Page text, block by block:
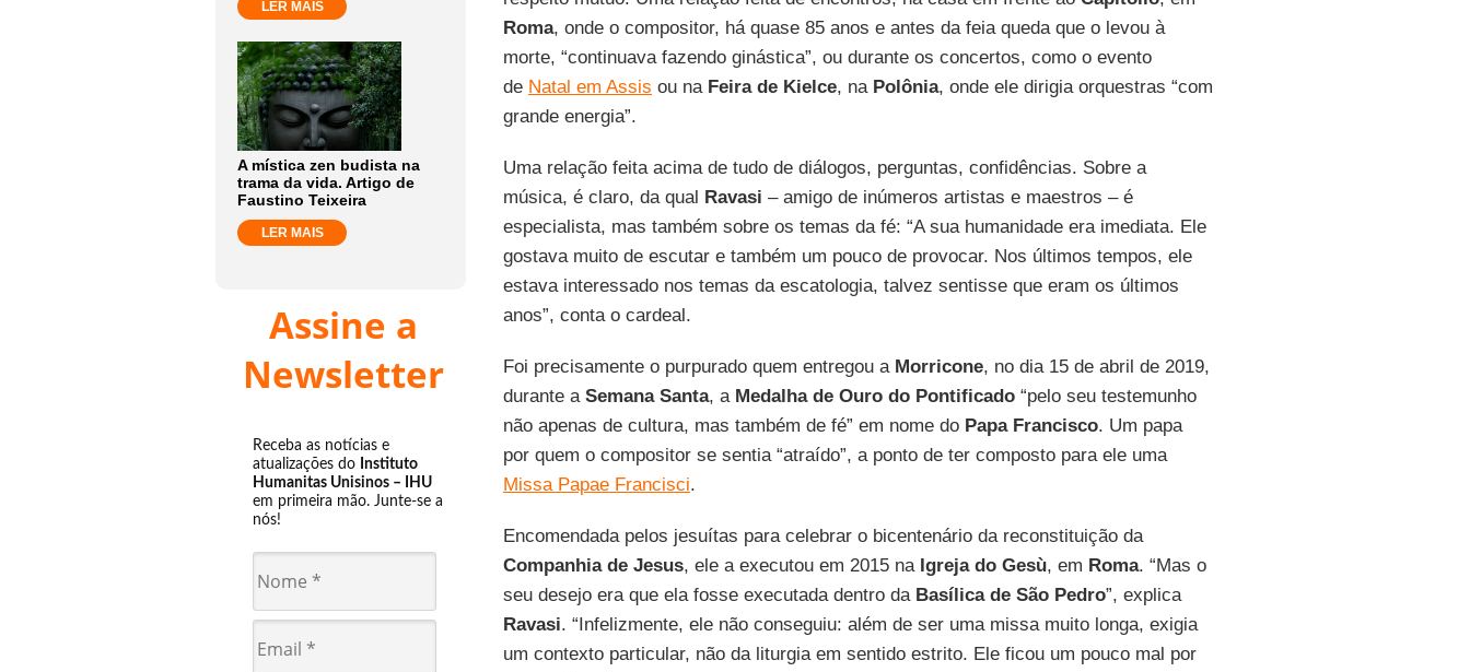
LER MAIS
A mística zen budista na
trama da vida. Artigo de
Faustino Teixeira
LER MAIS
Assine a
Newsletter
Receba as notícias e
atualizações do Instituto
Humanitas Unisinos – IHU
em primeira mão. Junte-se a
nós!
Roma, onde o compositor, há quase 85 anos e antes da feia queda que o levou à
morte, “continuava fazendo ginástica”, ou durante os concertos, como o evento
de Natal em Assis ou na Feira de Kielce, na Polônia, onde ele dirigia orquestras “com
grande energia”.
Uma relação feita acima de tudo de diálogos, perguntas, confidências. Sobre a
música, é claro, da qual Ravasi – amigo de inúmeros artistas e maestros – é
especialista, mas também sobre os temas da fé: “A sua humanidade era imediata. Ele
gostava muito de escutar e também um pouco de provocar. Nos últimos tempos, ele
estava interessado nos temas da escatologia, talvez sentisse que eram os últimos
anos”, conta o cardeal.
Foi precisamente o purpurado quem entregou a Morricone, no dia 15 de abril de 2019,
durante a Semana Santa, a Medalha de Ouro do Pontificado“pelo seu testemunho
não apenas de cultura, mas também de fé” em nome do Papa Francisco. Um papa
por quem o compositor se sentia “atraído”, a ponto de ter composto para ele uma
Missa Papae Francisci.
Encomendada pelos jesuítas para celebrar o bicentenário da reconstituição da
Companhia de Jesus, ele a executou em 2015 na Igreja do Gesù, em Roma. “Mas o
seu desejo era que ela fosse executada dentro da Basílica de São Pedro”, explica
Ravasi. “Infelizmente, ele não conseguiu: além de ser uma missa muito longa, exigia
um contexto particular, não da liturgia em sentido estrito. Ele ficou um pouco mal por